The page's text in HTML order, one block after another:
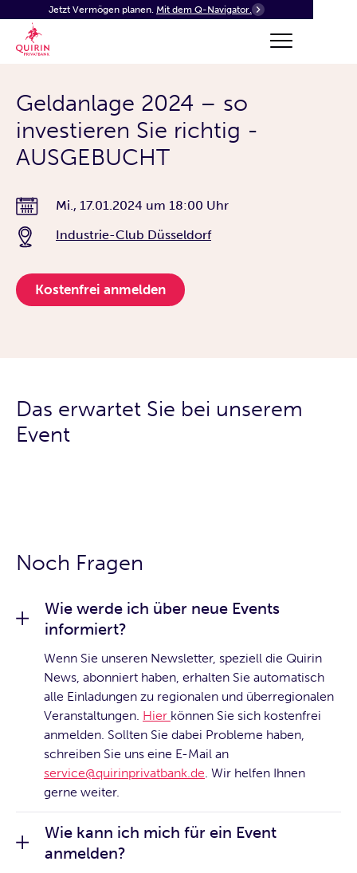
Jetzt Vermögen planen. Mit dem Q-Navigator.
Geldanlage 2024 – so
investieren Sie richtig -
AUSGEBUCHT
Mi., 17.01.2024 um 18:00 Uhr
Industrie-Club Düsseldorf
Kostenfrei anmelden
Das erwartet Sie bei unserem
Event
Noch Fragen
Wie werde ich über neue Events
informiert?
Wenn Sie unseren Newsletter, speziell die Quirin
News, abonniert haben, erhalten Sie automatisch
alle Einladungen zu regionalen und überregionalen
Veranstaltungen. Hier können Sie sich kostenfrei
anmelden. Sollten Sie dabei Probleme haben,
schreiben Sie uns eine E-Mail an
service@quirinprivatbank.de . Wir helfen Ihnen
gerne weiter.
Wie kann ich mich für ein Event
anmelden?